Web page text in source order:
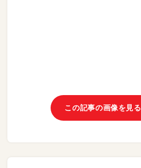
この記事の画像を見る